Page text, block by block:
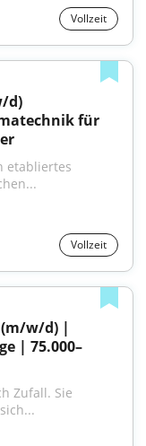
Vollzeit
d)
für
etabliertes
Vollzeit
w/d) |
| 75.000–
Zufall. Sie